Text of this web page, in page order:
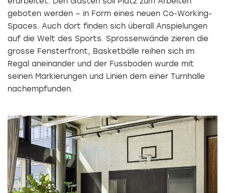
geboten werden – in Form eines neuen Co-Working-
Spaces. Auch dort finden sich überall Anspielungen
auf die Welt des Sports. Sprossenwände zieren die
grosse Fensterfront, Basketbälle reihen sich im
Regal aneinander und der Fussboden wurde mit
seinen Markierungen und Linien dem einer Turnhalle
nachempfunden.